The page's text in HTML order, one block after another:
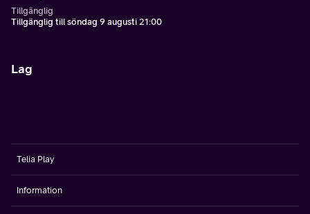
Tillgänglig
Tillgänglig till söndag 9 augusti 21:00
Lag
Telia Play
Information